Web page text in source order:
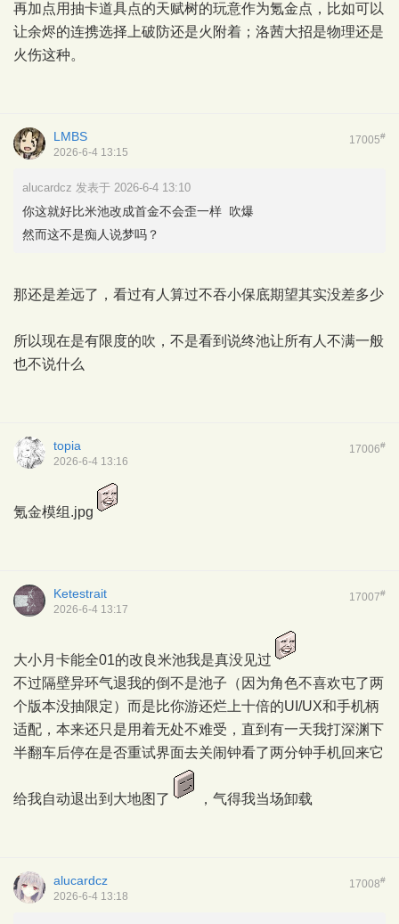
再加点用抽卡道具点的天赋树的玩意作为氪金点，比如可以
让余烬的连携选择上破防还是火附着；洛茜大招是物理还是
火伤这种。
17005#
LMBS
2026-6-4 13:15
alucardcz 发表于 2026-6-4 13:10
你这就好比米池改成首金不会歪一样 吹爆
然而这不是痴人说梦吗？
那还是差远了，看过有人算过不吞小保底期望其实没差多少
所以现在是有限度的吹，不是看到说终池让所有人不满一般
也不说什么
17006#
topia
2026-6-4 13:16
氪金模组.jpg
17007#
Ketestrait
2026-6-4 13:17
大小月卡能全01的改良米池我是真没见过
不过隔壁异环气退我的倒不是池子（因为角色不喜欢屯了两
个版本没抽限定）而是比你游还烂上十倍的UI/UX和手机柄
适配，本来还只是用着无处不难受，直到有一天我打深渊下
半翻车后停在是否重试界面去关闹钟看了两分钟手机回来它
给我自动退出到大地图了 ，气得我当场卸载
17008#
alucardcz
2026-6-4 13:18